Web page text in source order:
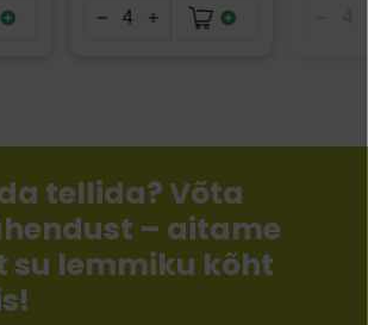
tellida? Võta
– aitame
su lemmiku kõht